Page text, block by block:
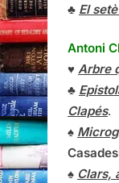
♣ El
Antoni
♥ Arbre
♣
Clapés.
♠
♠ Clars,